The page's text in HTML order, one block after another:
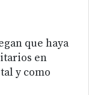
que haya
en
y como